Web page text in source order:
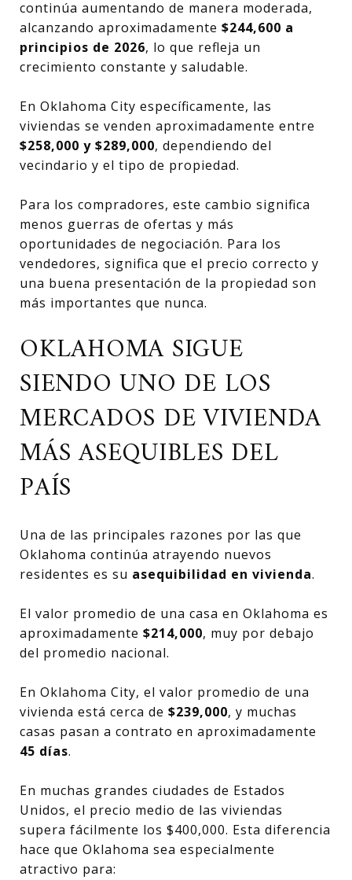
continúa aumentando de manera moderada,
alcanzando aproximadamente $244,600 a
principios de 2026, lo que refleja un
crecimiento constante y saludable.
En Oklahoma City específicamente, las
viviendas se venden aproximadamente entre
$258,000 y $289,000, dependiendo del
vecindario y el tipo de propiedad.
Para los compradores, este cambio significa
menos guerras de ofertas y más
oportunidades de negociación. Para los
vendedores, significa que el precio correcto y
una buena presentación de la propiedad son
más importantes que nunca.
OKLAHOMA SIGUE
SIENDO UNO DE LOS
MERCADOS DE VIVIENDA
MÁS ASEQUIBLES DEL
PAÍS
Una de las principales razones por las que
Oklahoma continúa atrayendo nuevos
residentes es su asequibilidad en vivienda.
El valor promedio de una casa en Oklahoma es
aproximadamente $214,000, muy por debajo
del promedio nacional.
En Oklahoma City, el valor promedio de una
vivienda está cerca de $239,000, y muchas
casas pasan a contrato en aproximadamente
45 días.
En muchas grandes ciudades de Estados
Unidos, el precio medio de las viviendas
supera fácilmente los $400,000. Esta diferencia
hace que Oklahoma sea especialmente
atractivo para: